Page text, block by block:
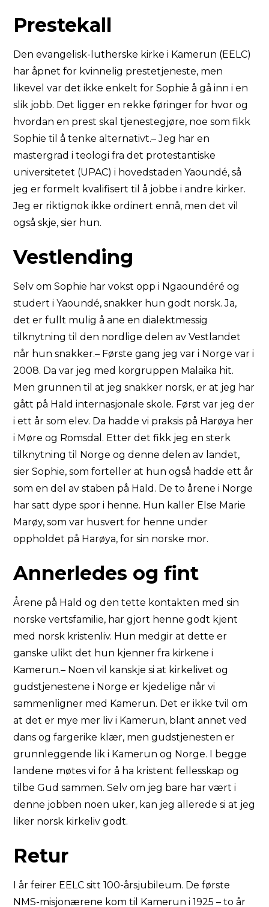
Prestekall
Den evangelisk-lutherske kirke i Kamerun (EELC)
har åpnet for kvinnelig prestetjeneste, men
likevel var det ikke enkelt for Sophie å gå inn i en
slik jobb. Det ligger en rekke føringer for hvor og
hvordan en prest skal tjenestegjøre, noe som fikk
Sophie til å tenke alternativt.– Jeg har en
mastergrad i teologi fra det protestantiske
universitetet (UPAC) i hovedstaden Yaoundé, så
jeg er formelt kvalifisert til å jobbe i andre kirker.
Jeg er riktignok ikke ordinert ennå, men det vil
også skje, sier hun.
Vestlending
Selv om Sophie har vokst opp i Ngaoundéré og
studert i Yaoundé, snakker hun godt norsk. Ja,
det er fullt mulig å ane en dialektmessig
tilknytning til den nordlige delen av Vestlandet
når hun snakker.– Første gang jeg var i Norge var i
2008. Da var jeg med korgruppen Malaika hit.
Men grunnen til at jeg snakker norsk, er at jeg har
gått på Hald internasjonale skole. Først var jeg der
i ett år som elev. Da hadde vi praksis på Harøya her
i Møre og Romsdal. Etter det fikk jeg en sterk
tilknytning til Norge og denne delen av landet,
sier Sophie, som forteller at hun også hadde ett år
som en del av staben på Hald. De to årene i Norge
har satt dype spor i henne. Hun kaller Else Marie
Marøy, som var husvert for henne under
oppholdet på Harøya, for sin norske mor.
Annerledes og fint
Årene på Hald og den tette kontakten med sin
norske vertsfamilie, har gjort henne godt kjent
med norsk kristenliv. Hun medgir at dette er
ganske ulikt det hun kjenner fra kirkene i
Kamerun.– Noen vil kanskje si at kirkelivet og
gudstjenestene i Norge er kjedelige når vi
sammenligner med Kamerun. Det er ikke tvil om
at det er mye mer liv i Kamerun, blant annet ved
dans og fargerike klær, men gudstjenesten er
grunnleggende lik i Kamerun og Norge. I begge
landene møtes vi for å ha kristent fellesskap og
tilbe Gud sammen. Selv om jeg bare har vært i
denne jobben noen uker, kan jeg allerede si at jeg
liker norsk kirkeliv godt.
Retur
I år feirer EELC sitt 100-årsjubileum. De første
NMS-misjonærene kom til Kamerun i 1925 – to år